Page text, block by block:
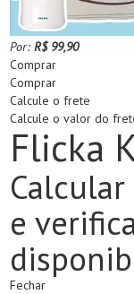
Por: R$ 99,90
Comprar
Comprar
Calcule o frete
Calcule o valor do
Flicka
e
Fechar